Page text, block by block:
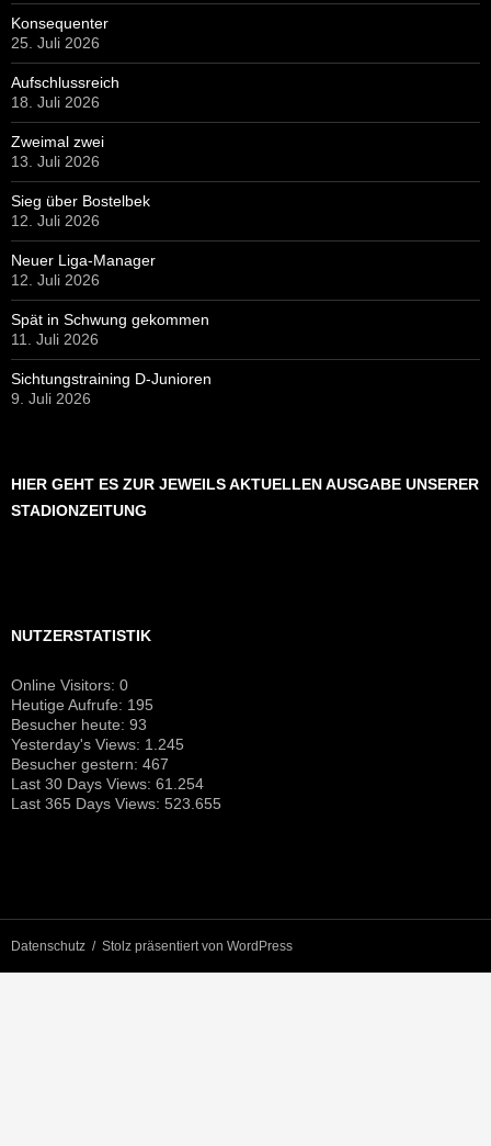
Konsequenter
25. Juli 2026
Aufschlussreich
18. Juli 2026
Zweimal zwei
13. Juli 2026
Sieg über Bostelbek
12. Juli 2026
Neuer Liga-Manager
12. Juli 2026
Spät in Schwung gekommen
11. Juli 2026
Sichtungstraining D-Junioren
9. Juli 2026
HIER GEHT ES ZUR JEWEILS AKTUELLEN AUSGABE UNSERER
STADIONZEITUNG
NUTZERSTATISTIK
Online Visitors: 0
Heutige Aufrufe: 195
Besucher heute: 93
Yesterday's Views: 1.245
Besucher gestern: 467
Last 30 Days Views: 61.254
Last 365 Days Views: 523.655
Datenschutz Stolz präsentiert von WordPress